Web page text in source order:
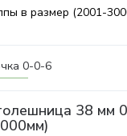
в размер (2001-
0-0-6
38 мм